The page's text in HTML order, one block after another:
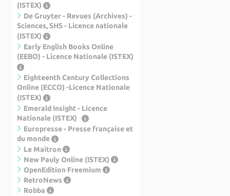
(ISTEX)
De Gruyter - Revues (Archives) -
Sciences, SHS - Licence nationale
(ISTEX)
Early English Books Online
(EEBO) - Licence Nationale (ISTEX)
Eighteenth Century Collections
Online (ECCO) -Licence Nationale
(ISTEX)
Emerald Insight - Licence
Nationale (ISTEX)
Europresse - Presse française et
du monde
Le Maitron
New Pauly Online (ISTEX)
OpenEdition Freemium
RetroNews
Robba